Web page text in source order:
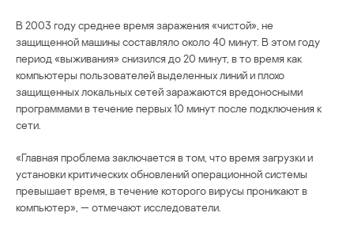
В 2003 году среднее время заражения «чистой», не
защищенной машины составляло около 40 минут. В этом году
период «выживания» снизился до 20 минут, в то время как
компьютеры пользователей выделенных линий и плохо
защищенных локальных сетей заражаются вредоносными
программами в течение первых 10 минут после подключения к
сети.
«Главная проблема заключается в том, что время загрузки и
установки критических обновлений операционной системы
превышает время, в течение которого вирусы проникают в
компьютер», — отмечают исследователи.